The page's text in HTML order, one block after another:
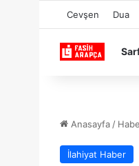
Cevşen Dua
Anasayfa /
İlahiyat Haber